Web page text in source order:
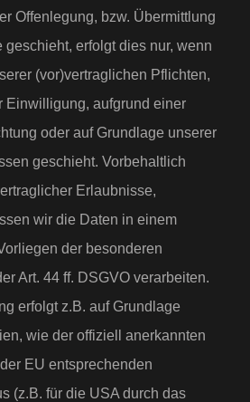
Offenlegung, bzw. Übermittlung
geschieht, erfolgt dies nur, wenn
(vor)vertraglichen Pflichten,
Einwilligung, aufgrund einer
oder auf Grundlage unserer
geschieht. Vorbehaltlich
Erlaubnisse,
wir die Daten in einem
der besonderen
Art. 44 ff. DSGVO verarbeiten.
erfolgt z.B. auf Grundlage
wie der offiziell anerkannten
EU entsprechenden
(z.B. für die USA durch das